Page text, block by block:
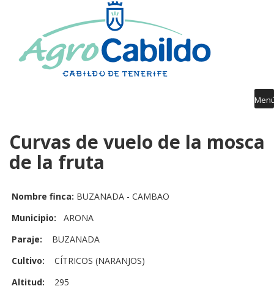
Curvas de vuelo de la mosca
de la fruta
Nombre finca: BUZANADA - CAMBAO
Municipio:
ARONA
Paraje:
BUZANADA
Cultivo:
CÍTRICOS (NARANJOS)
Altitud:
295
AGROCABILDO
RIEGO
AGROMETEOROLOGÍA
PUBLICACIONES
GUÍA SERVICIOS